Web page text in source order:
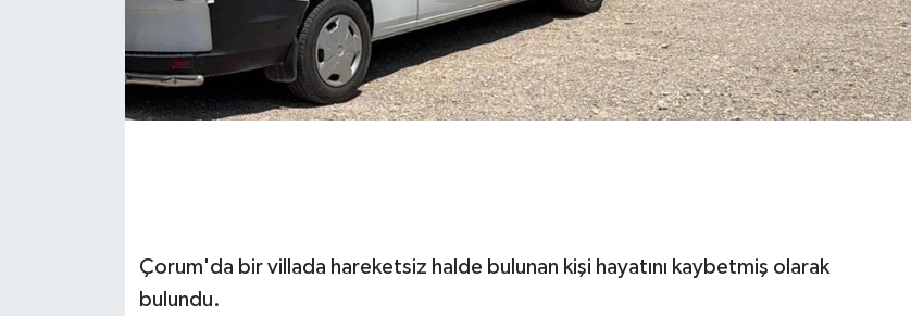
Çorum'da bir villada hareketsiz halde bulunan kişi hayatını kaybetmiş olarak
bulundu.